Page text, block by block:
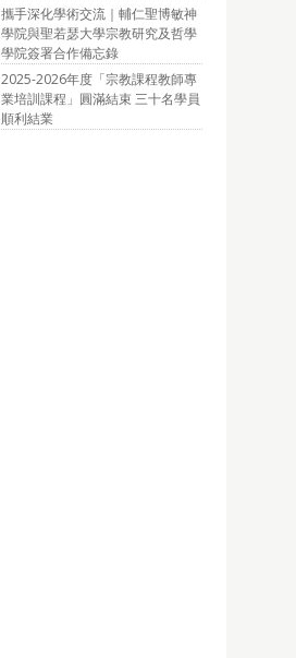
攜手深化學術交流｜輔仁聖博敏神
學院與聖若瑟大學宗教研究及哲學
學院簽署合作備忘錄
2025-2026年度「宗教課程教師專
業培訓課程」圓滿結束 三十名學員
順利結業